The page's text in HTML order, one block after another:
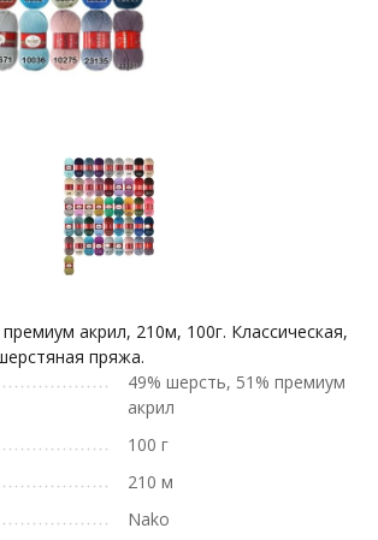
акрил, 210м, 100г. Классическая,
пряжа.
49% шерсть, 51% премиум
акрил
100 г
210 м
Nako